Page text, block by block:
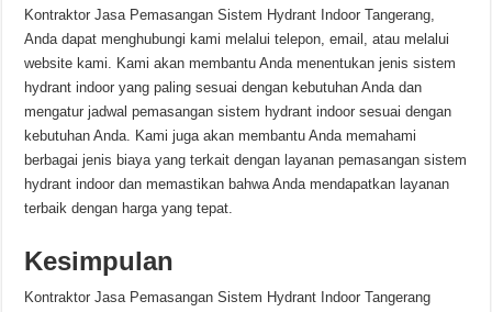
Kontraktor Jasa Pemasangan Sistem Hydrant Indoor Tangerang,
Anda dapat menghubungi kami melalui telepon, email, atau melalui
website kami. Kami akan membantu Anda menentukan jenis sistem
hydrant indoor yang paling sesuai dengan kebutuhan Anda dan
mengatur jadwal pemasangan sistem hydrant indoor sesuai dengan
kebutuhan Anda. Kami juga akan membantu Anda memahami
berbagai jenis biaya yang terkait dengan layanan pemasangan sistem
hydrant indoor dan memastikan bahwa Anda mendapatkan layanan
terbaik dengan harga yang tepat.
Kesimpulan
Kontraktor Jasa Pemasangan Sistem Hydrant Indoor Tangerang